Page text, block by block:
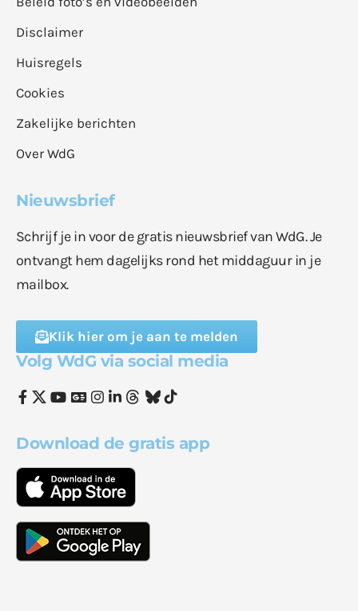
Disclaimer
Huisregels
Cookies
Zakelijke berichten
Over WdG
Nieuwsbrief
Schrijf je in voor de gratis nieuwsbrief van WdG. Je
ontvangt hem dagelijks rond het middaguur in je
mailbox.
Klik hier om je aan te melden
Volg WdG via social media
Download de gratis app